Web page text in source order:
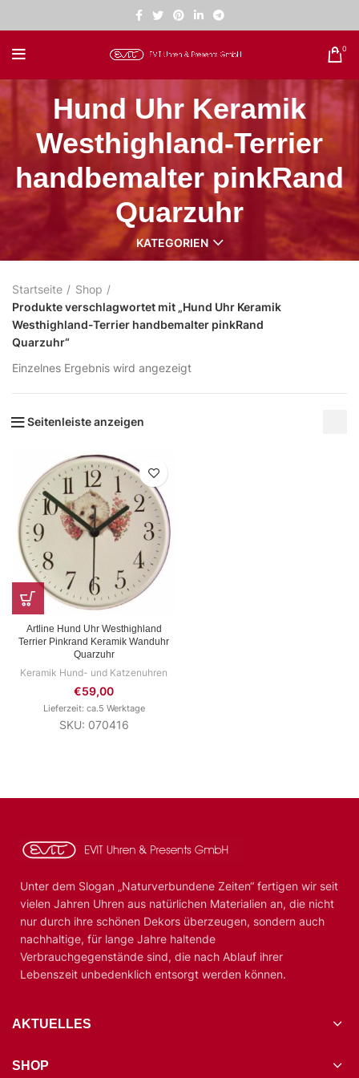
0
Hund Uhr Keramik
Westhighland-Terrier
handbemalter pinkRand
Quarzuhr
KATEGORIEN
Startseite
Shop
Produkte verschlagwortet mit „Hund Uhr Keramik
Westhighland-Terrier handbemalter pinkRand
Quarzuhr“
Einzelnes Ergebnis wird angezeigt
Seitenleiste anzeigen
Artline Hund Uhr Westhighland
Terrier Pinkrand Keramik Wanduhr
Quarzuhr
Keramik Hund- und Katzenuhren
€59,00
Lieferzeit: ca.5 Werktage
SKU: 070416
Unter dem Slogan „Naturverbundene Zeiten“ fertigen wir seit
vielen Jahren Uhren aus natürlichen Materialien an, die nicht
nur durch ihre schönen Dekors überzeugen, sondern auch
nachhaltige, für lange Jahre haltende
Verbrauchgegenstände sind, die nach Ablauf ihrer
Lebenszeit unbedenklich entsorgt werden können.
AKTUELLES
SHOP